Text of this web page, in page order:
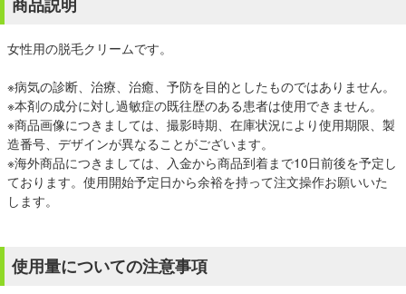
女性用の脱毛クリームです。
※病気の診断、治療、治癒、予防を目的としたものではありません。
※本剤の成分に対し過敏症の既往歴のある患者は使用できません。
※商品画像につきましては、撮影時期、在庫状況により使用期限、製
造番号、デザインが異なることがございます。
※海外商品につきましては、入金から商品到着まで10日前後を予定し
ております。使用開始予定日から余裕を持って注文操作お願いいた
します。
使用量についての注意事項